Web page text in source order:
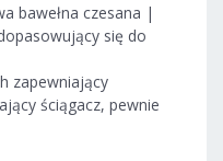
bawełna czesana |
się do
zapewniający
ściągacz, pewnie